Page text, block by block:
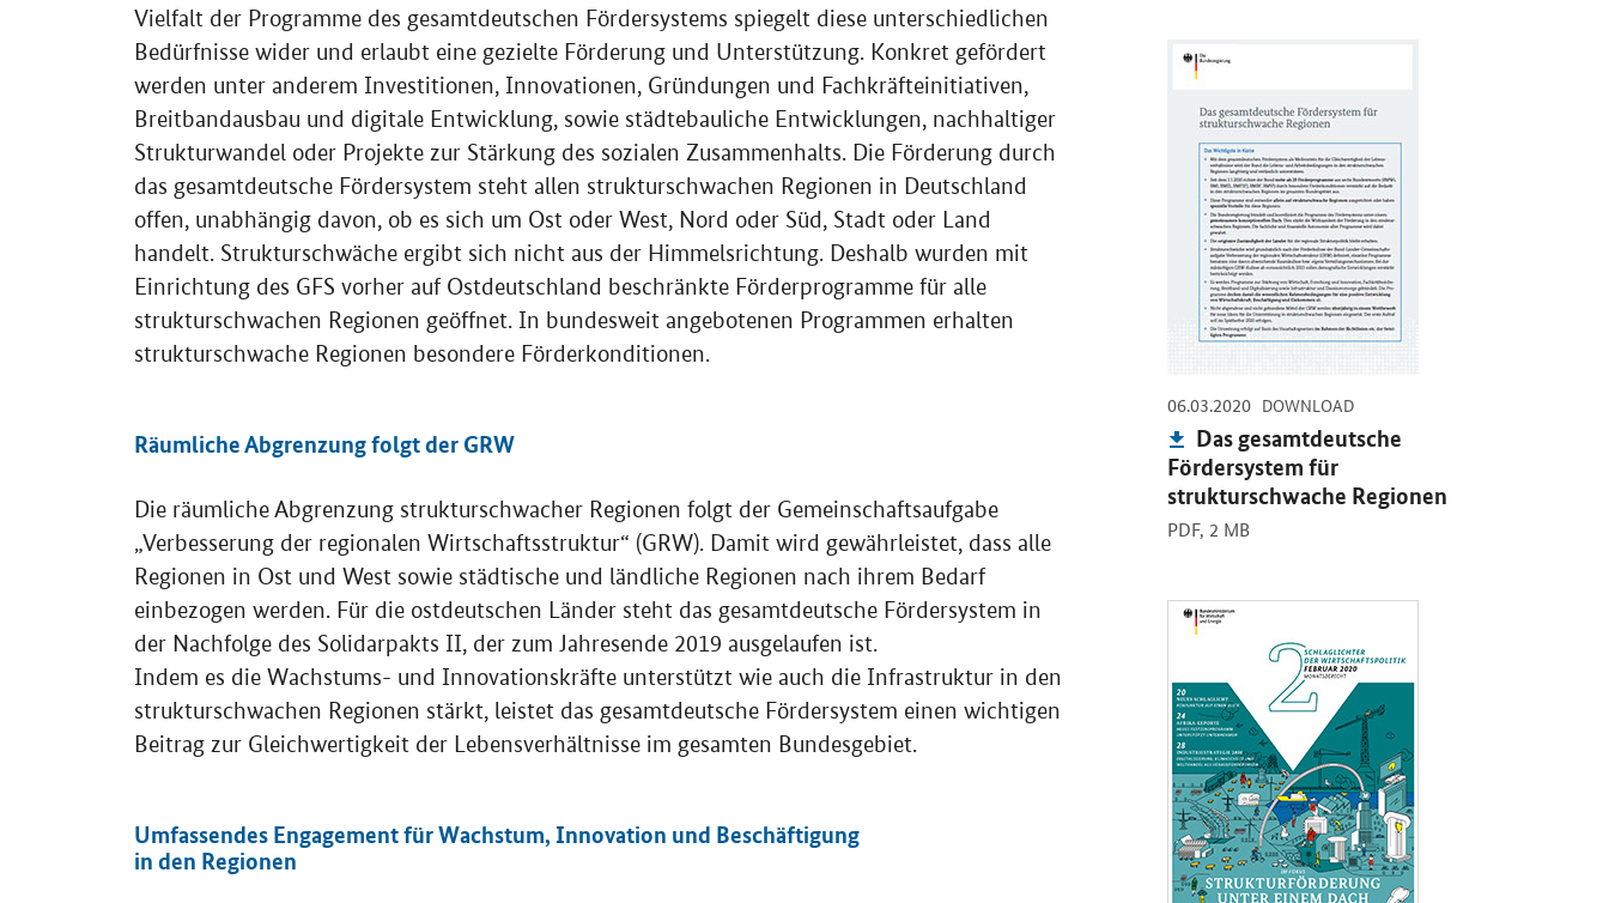
Vielfalt der Programme des gesamtdeutschen Fördersystems spiegelt diese unterschiedlichen
Bedürfnisse wider und erlaubt eine gezielte Förderung und Unterstützung. Konkret gefördert
werden unter anderem Investitionen, Innovationen, Gründungen und Fachkräfteinitiativen,
Breitbandausbau und digitale Entwicklung, sowie städtebauliche Entwicklungen, nachhaltiger
Strukturwandel oder Projekte zur Stärkung des sozialen Zusammenhalts. Die Förderung durch
das gesamtdeutsche Fördersystem steht allen strukturschwachen Regionen in Deutschland
offen, unabhängig davon, ob es sich um Ost oder West, Nord oder Süd, Stadt oder Land
handelt. Strukturschwäche ergibt sich nicht aus der Himmelsrichtung. Deshalb wurden mit
Einrichtung des GFS vorher auf Ostdeutschland beschränkte Förderprogramme für alle
strukturschwachen Regionen geöffnet. In bundesweit angebotenen Programmen erhalten
strukturschwache Regionen besondere Förderkonditionen.
Räumliche Abgrenzung folgt der GRW
Die räumliche Abgrenzung strukturschwacher Regionen folgt der Gemeinschaftsaufgabe
„Verbesserung der regionalen Wirtschaftsstruktur“ (GRW). Damit wird gewährleistet, dass alle
Regionen in Ost und West sowie städtische und ländliche Regionen nach ihrem Bedarf
einbezogen werden. Für die ostdeutschen Länder steht das gesamtdeutsche Fördersystem in
der Nachfolge des Solidarpakts II, der zum Jahresende 2019 ausgelaufen ist.
Indem es die Wachstums- und Innovationskräfte unterstützt wie auch die Infrastruktur in den
strukturschwachen Regionen stärkt, leistet das gesamtdeutsche Fördersystem einen wichtigen
Beitrag zur Gleichwertigkeit der Lebensverhältnisse im gesamten Bundesgebiet.
Umfassendes Engagement für Wachstum, Innovation und Beschäftigung
in den Regionen
06.03.2020 -DOWNLOAD-
Publikation:
Das gesamtdeutsche
Fördersystem für
strukturschwache Regionen
PDF, 2 MB
Öffnet PDF "Das gesamtdeutsche Fördersystem für
Öffnet PDF "Schlaglichter der Wirtschaftspolitik" in